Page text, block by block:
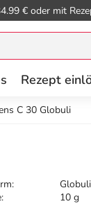
€ oder mit
Rezept
C 30 Globuli
Globuli
10 g